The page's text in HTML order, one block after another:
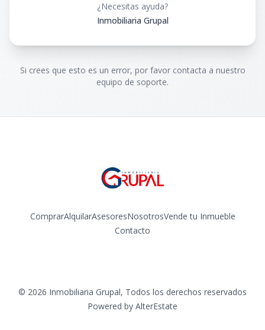
¿Necesitas ayuda?
Inmobiliaria Grupal
Si crees que esto es un error, por favor contacta a nuestro
equipo de soporte.
ComprarAlquilarAsesoresNosotrosVende tu Inmueble
Contacto
© 2026 Inmobiliaria Grupal, Todos los derechos reservados
Powered by AlterEstate